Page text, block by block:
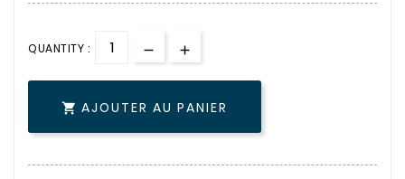
QUANTITY :
 AJOUTER AU PANIER